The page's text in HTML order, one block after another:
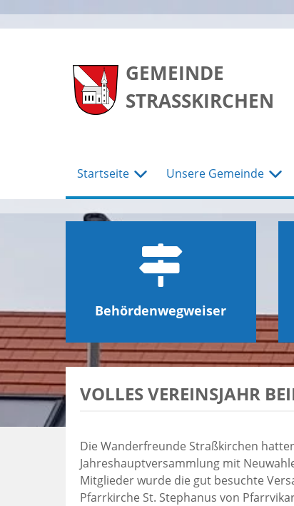
GEMEINDE
STRASSKIRCHEN
Startseite Unsere Gemeinde
Behördenwegweiser
VOLLES VEREINSJAHR
Die Wanderfreunde Straßkirchen
Jahreshauptversammlung mit
Mitglieder wurde die gut besuchte
Pfarrkirche St. Stephanus von